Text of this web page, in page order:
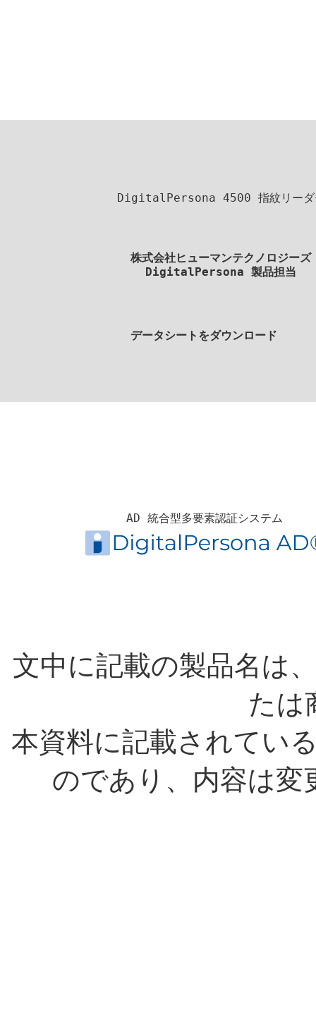
DigitalPersona 4500 指紋リーダー
株式会社ヒューマンテクノロジーズ
DigitalPersona 製品担当
データシートをダウンロード
AD 統合型多要素認証システム
文中に記載の製品名は
たは
本資料に記載されてい
のであり、内容は